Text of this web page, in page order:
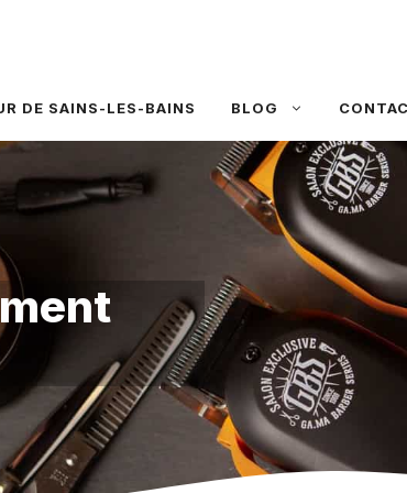
DE SAINS-LES-BAINS BLOG